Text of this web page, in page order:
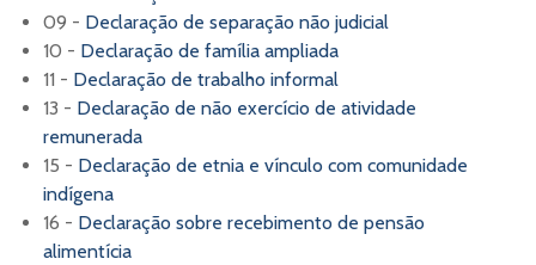
09 - Declaração de separação não judicial
10 - Declaração de família ampliada
11 - Declaração de trabalho informal
13 - Declaração de não exercício de atividade
remunerada
15 - Declaração de etnia e vínculo com comunidade
indígena
16 - Declaração sobre recebimento de pensão
alimentícia